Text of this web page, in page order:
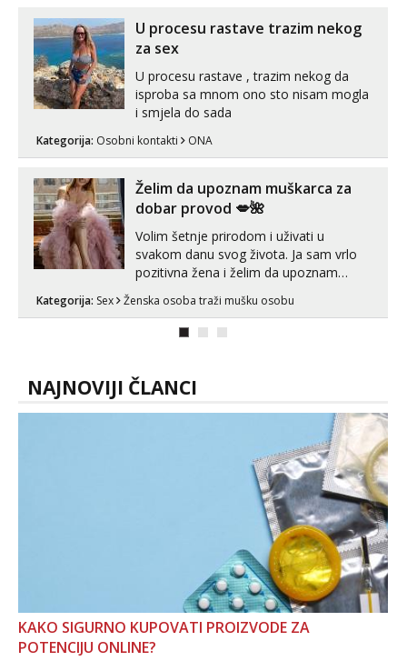
U procesu rastave trazim nekog
za sex
U procesu rastave , trazim nekog da
isproba sa mnom ono sto nisam mogla
i smjela do sada
Kategorija: Osobni kontakti ONA
Želim da upoznam muškarca za
dobar provod 💋🌺
Volim šetnje prirodom i uživati u
svakom danu svog života. Ja sam vrlo
pozitivna žena i želim da upoznam
može i nešto više.💋🌺 Klikni na link
ispod i nadji me tamo, cekam te!
Kategorija: Sex Ženska osoba traži mušku osobu
NAJNOVIJI ČLANCI
KAKO SIGURNO KUPOVATI PROIZVODE ZA
POTENCIJU ONLINE?